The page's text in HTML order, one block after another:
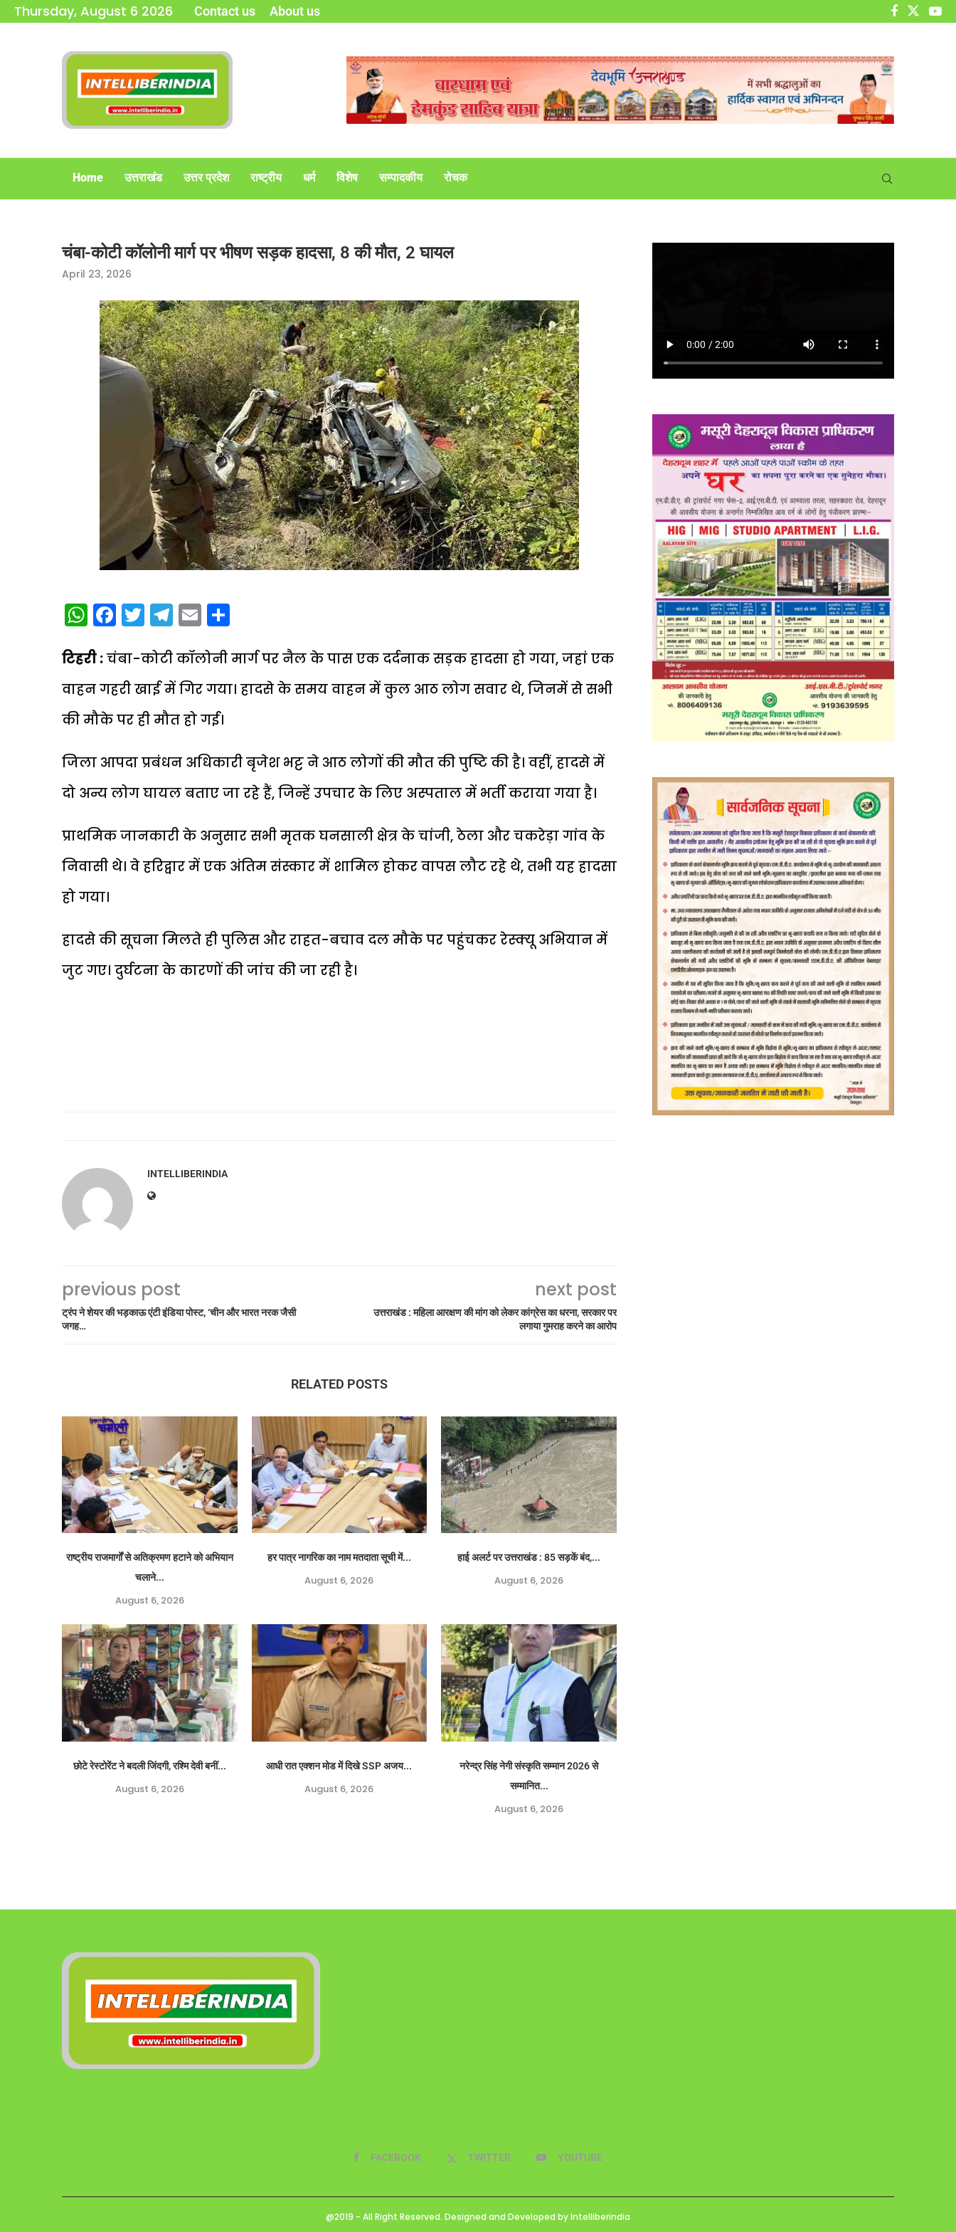
Thursday, August 6 2026 Contact us About us
Home उत्तराखंड उत्तर प्रदेश राष्ट्रीय धर्म विशेष सम्पादकीय रोचक
चंबा-कोटी कॉलोनी मार्ग पर भीषण सड़क हादसा, 8 की मौत, 2 घायल
April 23, 2026
WhatsApp
Facebook
Twitter
Telegram
Email
टिहरी :चंबा-कोटी कॉलोनी मार्ग पर नैल के पास एक दर्दनाक सड़क हादसा हो गया, जहां एक
वाहन गहरी खाई में गिर गया। हादसे के समय वाहन में कुल आठ लोग सवार थे, जिनमें से सभी
की मौके पर ही मौत हो गई।
जिला आपदा प्रबंधन अधिकारी बृजेश भट्ट ने आठ लोगों की मौत की पुष्टि की है। वहीं, हादसे में
दो अन्य लोग घायल बताए जा रहे हैं, जिन्हें उपचार के लिए अस्पताल में भर्ती कराया गया है।
प्राथमिक जानकारी के अनुसार सभी मृतकघनसाली क्षेत्र के चांजी, ठेला और चकरेड़ा गांव के
निवासी थे। वेहरिद्वारमें एक अंतिम संस्कार में शामिल होकर वापस लौट रहे थे, तभी यह हादसा
हो गया।
हादसे की सूचना मिलते ही पुलिस और राहत-बचाव दल मौके पर पहुंचकर रेस्क्यू अभियान में
जुट गए। दुर्घटना के कारणों की जांच की जा रही है।
INTELLIBERINDIA
previous post
ट्रंप ने शेयर की भड़काऊ एंटी इंडिया पोस्ट, ‘चीन और भारत नरक जैसी
जगह…
next post
उत्तराखंड : महिला आरक्षण की मांग को लेकर कांग्रेस का धरना, सरकार पर
लगाया गुमराह करने का आरोप
RELATED POSTS
राष्ट्रीय राजमार्गों से अतिक्रमण हटाने को अभियान
चलाने...
August 6, 2026
हर पात्र नागरिक का नाम मतदाता सूची में...
August 6, 2026
हाई अलर्ट पर उत्तराखंड : 85 सड़कें बंद,...
August 6, 2026
छोटे रेस्टोरेंट ने बदली जिंदगी, रश्मि देवी बनीं...
August 6, 2026
आधी रात एक्शन मोड में दिखे SSP अजय...
August 6, 2026
नरेन्द्र सिंह नेगी संस्कृति सम्मान 2026 से
सम्मानित...
August 6, 2026
FACEBOOK TWITTER YOUTUBE
@2019 - All Right Reserved. Designed and Developed by Intelliberindia